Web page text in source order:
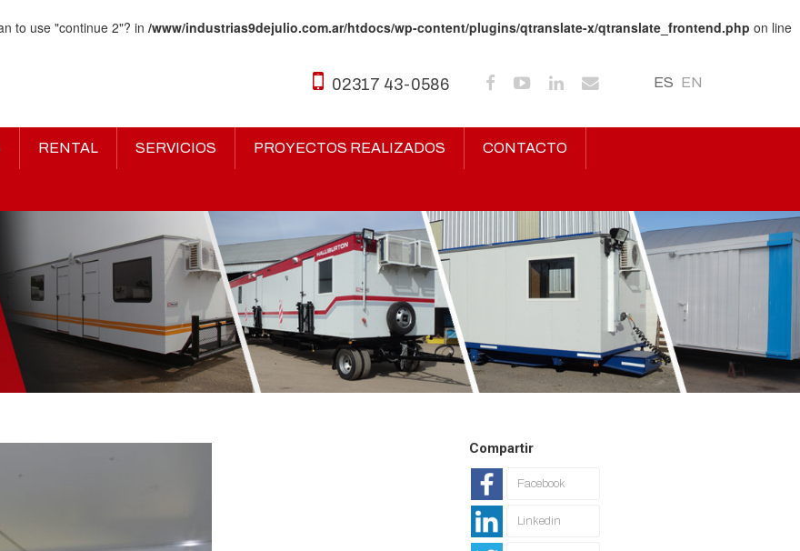
to use "continue 2"? in /www/industrias9dejulio.com.ar/htdocs/wp-content/plugins/qtranslate-x/qtranslate_frontend.php on line
ES EN
02317 43-0586
RENTAL SERVICIOS PROYECTOS REALIZADOS CONTACTO
Compartir
Facebook
Linkedin